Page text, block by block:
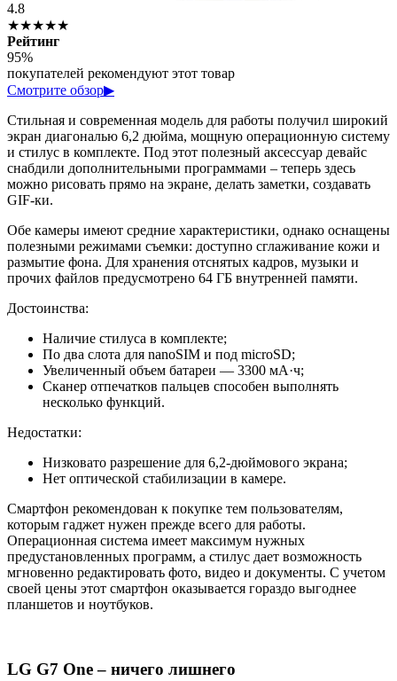
4.8
★★★★★
Рейтинг
95%
покупателей рекомендуют этот товар
Смотрите обзор▶
Стильная и современная модель для работы получил широкий
экран диагональю 6,2 дюйма, мощную операционную систему
и стилус в комплекте. Под этот полезный аксессуар девайс
снабдили дополнительными программами – теперь здесь
можно рисовать прямо на экране, делать заметки, создавать
GIF-ки.
Обе камеры имеют средние характеристики, однако оснащены
полезными режимами съемки: доступно сглаживание кожи и
размытие фона. Для хранения отснятых кадров, музыки и
прочих файлов предусмотрено 64 ГБ внутренней памяти.
Достоинства:
Наличие стилуса в комплекте;
По два слота для nanoSIM и под microSD;
Увеличенный объем батареи — 3300 мА·ч;
Сканер отпечатков пальцев способен выполнять
несколько функций.
Недостатки:
Низковато разрешение для 6,2-дюймового экрана;
Нет оптической стабилизации в камере.
Смартфон рекомендован к покупке тем пользователям,
которым гаджет нужен прежде всего для работы.
Операционная система имеет максимум нужных
предустановленных программ, а стилус дает возможность
мгновенно редактировать фото, видео и документы. С учетом
своей цены этот смартфон оказывается гораздо выгоднее
планшетов и ноутбуков.
LG G7 One – ничего лишнего